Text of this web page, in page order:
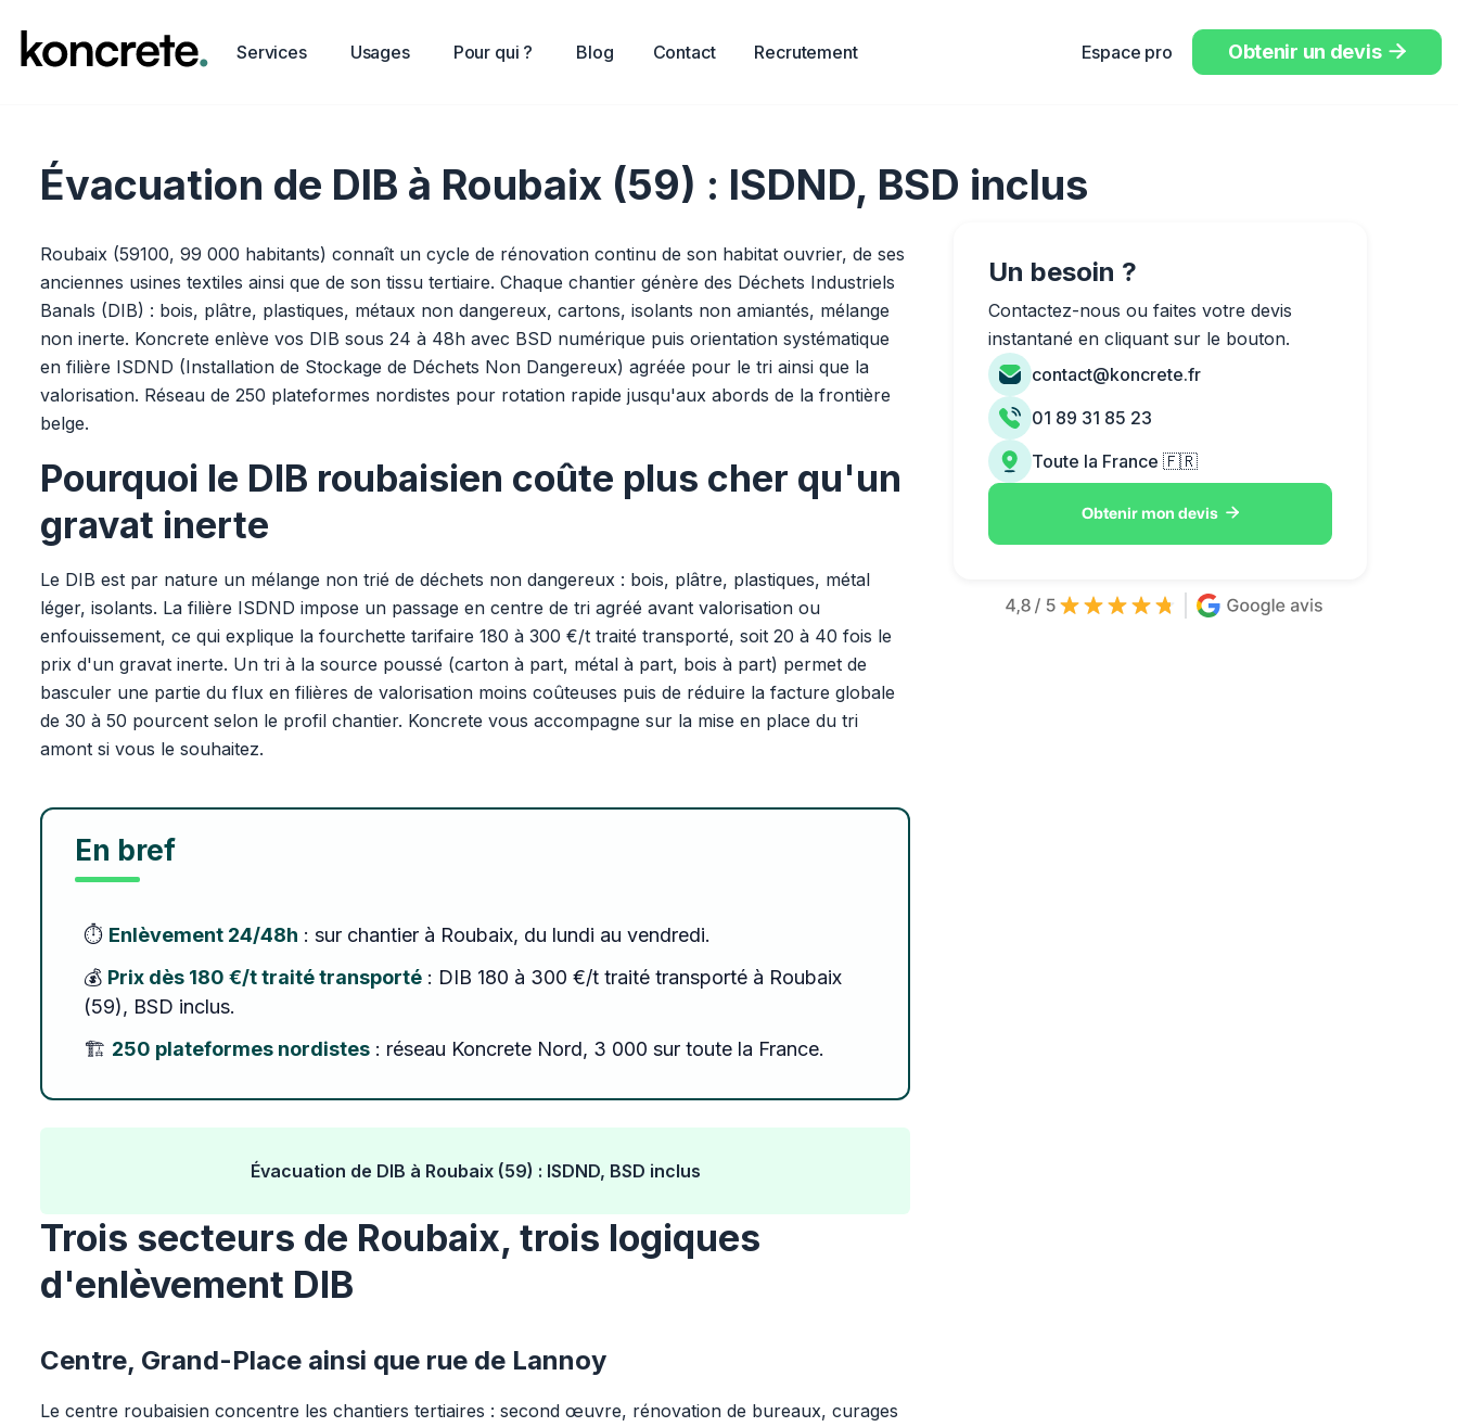
Services Usages Pour qui ? Blog Contact Recrutement Espace pro Obtenir un devis 
Évacuation de DIB à Roubaix (59) : ISDND, BSD inclus
Roubaix (59100, 99 000 habitants) connaît un cycle de rénovation continu de son habitat ouvrier, de ses
anciennes usines textiles ainsi que de son tissu tertiaire. Chaque chantier génère des Déchets Industriels
Banals (DIB) : bois, plâtre, plastiques, métaux non dangereux, cartons, isolants non amiantés, mélange
non inerte. Koncrete enlève vos DIB sous 24 à 48h avec BSD numérique puis orientation systématique
en filière ISDND (Installation de Stockage de Déchets Non Dangereux) agréée pour le tri ainsi que la
valorisation. Réseau de 250 plateformes nordistes pour rotation rapide jusqu'aux abords de la frontière
belge.
Pourquoi le DIB roubaisien coûte plus cher qu'un
gravat inerte
Le DIB est par nature un mélange non trié de déchets non dangereux : bois, plâtre, plastiques, métal
léger, isolants. La filière ISDND impose un passage en centre de tri agréé avant valorisation ou
enfouissement, ce qui explique la fourchette tarifaire 180 à 300 €/t traité transporté, soit 20 à 40 fois le
prix d'un gravat inerte. Un tri à la source poussé (carton à part, métal à part, bois à part) permet de
basculer une partie du flux en filières de valorisation moins coûteuses puis de réduire la facture globale
de 30 à 50 pourcent selon le profil chantier. Koncrete vous accompagne sur la mise en place du tri
amont si vous le souhaitez.
En bref
⏱️ Enlèvement 24/48h : sur chantier à Roubaix, du lundi au vendredi.
💰 Prix dès 180 €/t traité transporté : DIB 180 à 300 €/t traité transporté à Roubaix
(59), BSD inclus.
🏗️ 250 plateformes nordistes : réseau Koncrete Nord, 3 000 sur toute la France.
Évacuation de DIB à Roubaix (59) : ISDND, BSD inclus
Trois secteurs de Roubaix, trois logiques
d'enlèvement DIB
Centre, Grand-Place ainsi que rue de Lannoy
Le centre roubaisien concentre les chantiers tertiaires : second œuvre, rénovation de bureaux, curages
Un besoin ?
Contactez-nous ou faites votre devis
instantané en cliquant sur le bouton.
contact@koncrete.fr
01 89 31 85 23
Toute la France 🇫🇷
Obtenir mon devis 